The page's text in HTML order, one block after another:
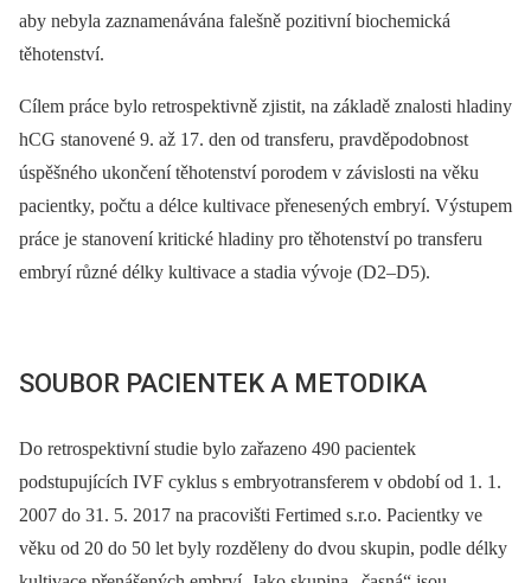
aby nebyla zaznamenávána falešně pozitivní biochemická
těhotenství.
Cílem práce bylo retrospektivně zjistit, na základě znalosti hladiny
hCG stanovené 9. až 17. den od transferu, pravděpodobnost
úspěšného ukončení těhotenství porodem v závislosti na věku
pacientky, počtu a délce kultivace přenesených embryí. Výstupem
práce je stanovení kritické hladiny pro těhotenství po transferu
embryí různé délky kultivace a stadia vývoje (D2–D5).
SOUBOR PACIENTEK A METODIKA
Do retrospektivní studie bylo zařazeno 490 pacientek
podstupujících IVF cyklus s embryotransferem v období od 1. 1.
2007 do 31. 5. 2017 na pracovišti Fertimed s.r.o. Pacientky ve
věku od 20 do 50 let byly rozděleny do dvou skupin, podle délky